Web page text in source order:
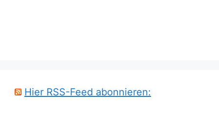
Hier RSS-Feed abonnieren: